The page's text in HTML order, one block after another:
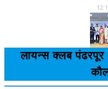
लायन्स क्लब पंढरपूर